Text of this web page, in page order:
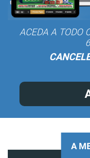
ACEDA A TODO
A